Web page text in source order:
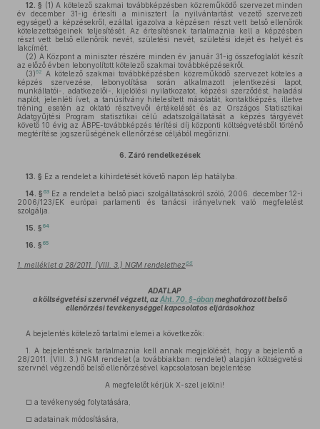
12. § (1) A kötelező szakmai továbbképzésben közreműködő szervezet minden
év december 31-ig értesíti a minisztert (a nyilvántartást vezető szervezeti
egységet) a képzésekről, ezáltal igazolva a képzésen részt vett belső ellenőrök
kötelezettségeinek teljesítését. Az értesítésnek tartalmaznia kell a képzésben
részt vett belső ellenőrök nevét, születési nevét, születési idejét és helyét és
lakcímét.
(2) A Központ a miniszter részére minden év január 31-ig összefoglalót készít
az előző évben lebonyolított kötelező szakmai továbbképzésekről.
(3)62
A kötelező szakmai továbbképzésben közreműködő szervezet köteles a
képzés szervezése, lebonyolítása során alkalmazott jelentkezési lapot,
munkáltatói-, adatkezelői-, kijelölési nyilatkozatot, képzési szerződést, haladási
naplót, jelenléti ívet, a tanúsítvány hitelesített másolatát, kontaktképzés, illetve
tréning esetén az oktató résztvevői értékelését és az Országos Statisztikai
Adatgyűjtési Program statisztikai célú adatszolgáltatását a képzés tárgyévét
követő 10 évig az ÁBPE-továbbképzés térítési díj központi költségvetésből történő
megtérítése jogszerűségének ellenőrzése céljából megőrizni.
6. Záró rendelkezések
13. § Ez a rendelet a kihirdetését követő napon lép hatályba.
14. § 63 Ez a rendelet a belső piaci szolgáltatásokról szóló, 2006. december 12-i
2006/123/EK európai parlamenti és tanácsi irányelvnek való megfelelést
szolgálja.
15. § 64
16. § 65
1. melléklet a 28/2011. (VIII. 3.) NGM rendelethez66
ADATLAP
a költségvetési szervnél végzett, azÁht. 70. §-ábanmeghatározott belső
ellenőrzési tevékenységgel kapcsolatos eljárásokhoz
A bejelentés kötelező tartalmi elemei a következők:
1. A bejelentésnek tartalmaznia kell annak megjelölését, hogy a bejelentő a
28/2011. (VIII. 3.) NGM rendelet (a továbbiakban: rendelet) alapján költségvetési
szervnél végzendő belső ellenőrzésével kapcsolatosan bejelentése
A megfelelőt kérjük X-szel jelölni!
□ a tevékenység folytatására,
□ adatainak módosítására,